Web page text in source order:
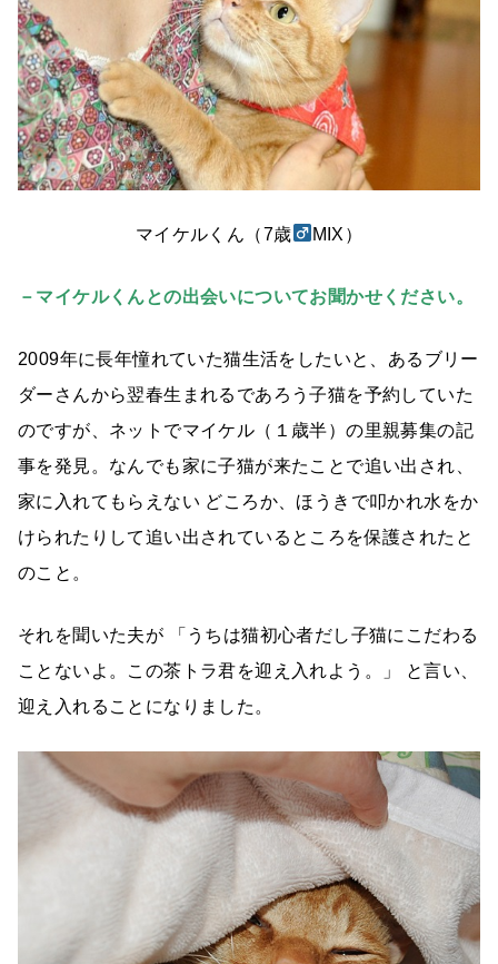
マイケルくん（7歳 MIX）
－マイケルくんとの出会いについてお聞かせください。
2009年に長年憧れていた猫生活をしたいと、あるブリー
ダーさんから翌春生まれるであろう子猫を予約していた
のですが、ネットでマイケル（１歳半）の里親募集の記
事を発見。なんでも家に子猫が来たことで追い出され、
家に入れてもらえない どころか、ほうきで叩かれ水をか
けられたりして追い出されているところを保護されたと
のこと。
それを聞いた夫が 「うちは猫初心者だし子猫にこだわる
ことないよ。この茶トラ君を迎え入れよう。」 と言い、
迎え入れることになりました。